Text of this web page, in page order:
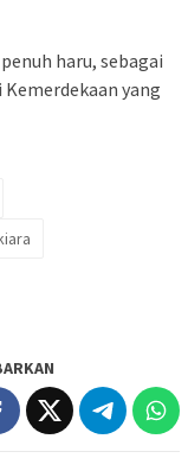
haru, sebagai
yang